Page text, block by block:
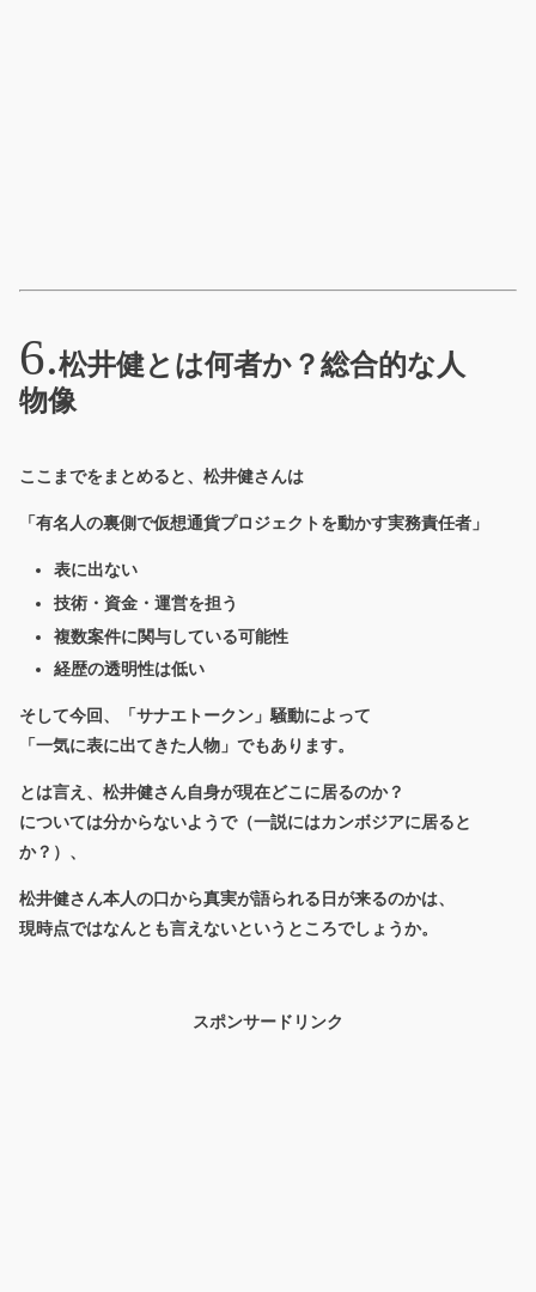
松井健とは何者か？総合的な人
物像
ここまでをまとめると、松井健さんは
「有名人の裏側で仮想通貨プロジェクトを動かす実務責任者」
表に出ない
技術・資金・運営を担う
複数案件に関与している可能性
経歴の透明性は低い
そして今回、「サナエトークン」騒動によって
「一気に表に出てきた人物」 でもあります。
とは言え、松井健さん自身が現在どこに居るのか？
については分からないようで（一説にはカンボジアに居ると
か？）、
松井健さん本人の口から真実が語られる日が来るのかは、
現時点ではなんとも言えないというところでしょうか。
スポンサードリンク